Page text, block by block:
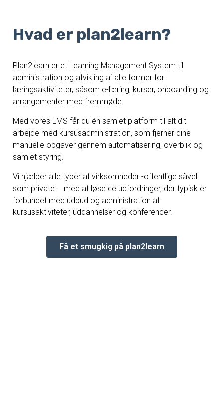
Hvad er plan2learn?
Plan2learn er et Learning Management System til
administration og afvikling af alle former for
læringsaktiviteter, såsom e-læring, kurser, onboarding og
arrangementer med fremmøde.
Med vores LMS får du én samlet platform til alt dit
arbejde med kursusadministration, som fjerner dine
manuelle opgaver gennem automatisering, overblik og
samlet styring.
Vi hjælper alle typer af virksomheder -offentlige såvel
som private – med at løse de udfordringer, der typisk er
forbundet med udbud og administration af
kursusaktiviteter, uddannelser og konferencer.
Få et smugkig på plan2learn